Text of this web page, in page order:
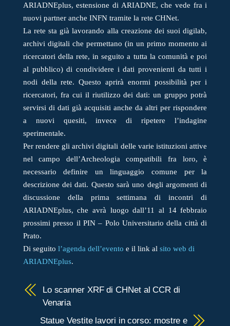
ARIADNEplus, estensione di ARIADNE, che vede fra i
nuovi partner anche INFN tramite la rete CHNet.
La rete sta già lavorando alla creazione dei suoi digilab,
archivi digitali che permettano (in un primo momento ai
ricercatori della rete, in seguito a tutta la comunità e poi
al pubblico) di condividere i dati provenienti da tutti i
nodi della rete. Questo aprirà enormi possibilità per i
ricercatori, fra cui il riutilizzo dei dati: un gruppo potrà
servirsi di dati già acquisiti anche da altri per rispondere
a nuovi quesiti, invece di ripetere l’indagine
sperimentale.
Per rendere gli archivi digitali delle varie istituzioni attive
nel campo dell’Archeologia compatibili fra loro, è
necessario definire un linguaggio comune per la
descrizione dei dati. Questo sarà uno degli argomenti di
discussione della prima settimana di incontri di
ARIADNEplus, che avrà luogo dall’11 al 14 febbraio
prossimi presso il PIN – Polo Universitario della città di
Prato.
Di seguito l’agenda dell’evento e il link al sito web di
ARIADNEplus.
Lo scanner XRF di CHNet al CCR di
Venaria
Statue Vestite lavori in corso: mostre e